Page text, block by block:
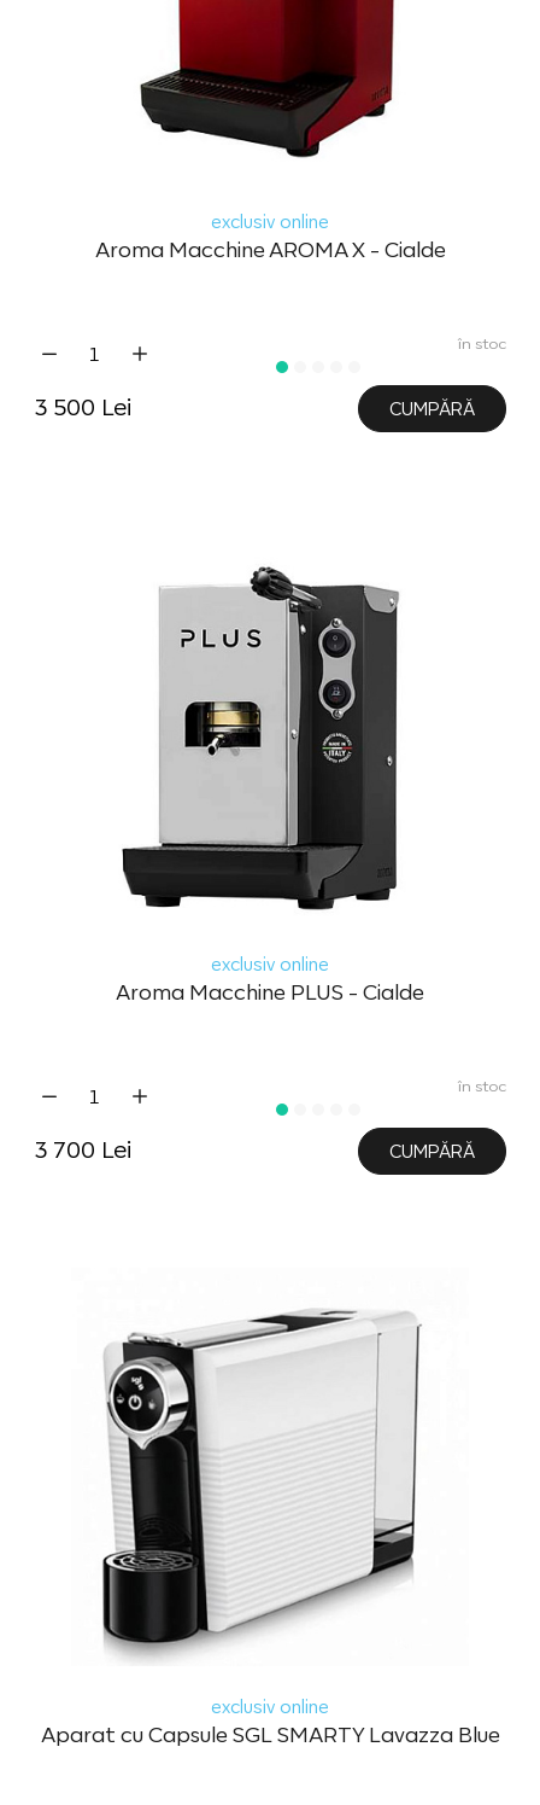
exclusiv online
Aroma Macchine AROMA X - Cialde
în stoc
3 500 Lei CUMPĂRĂ
exclusiv online
Aroma Macchine PLUS - Cialde
în stoc
3 700 Lei CUMPĂRĂ
exclusiv online
Aparat cu Capsule SGL SMARTY Lavazza Blue